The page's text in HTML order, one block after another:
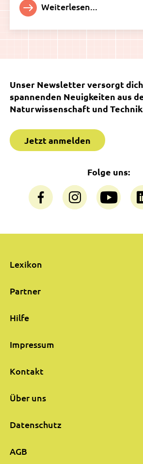
Weiterlesen...
Unser Newsletter versorgt
spannenden Neuigkeiten aus
Naturwissenschaft und
Jetzt anmelden
Folge uns:
Lexikon
Partner
Hilfe
Impressum
Kontakt
Über uns
Datenschutz
AGB